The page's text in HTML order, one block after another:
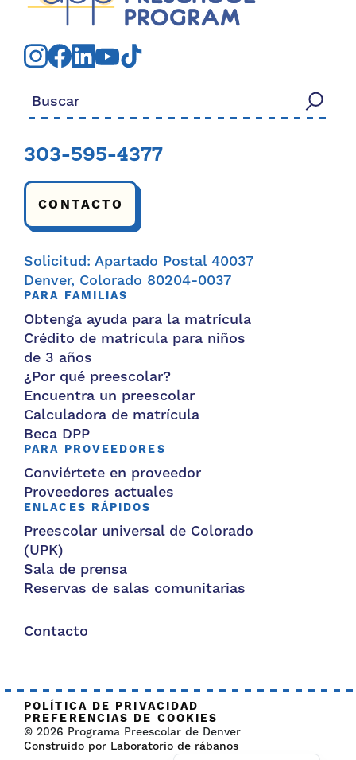
Buscar:
303-595-4377
CONTACTO
Solicitud: Apartado Postal 40037
Denver, Colorado 80204-0037
PARA FAMILIAS
Obtenga ayuda para la matrícula
Crédito de matrícula para niños
de 3 años
¿Por qué preescolar?
Encuentra un preescolar
Calculadora de matrícula
Beca DPP
PARA PROVEEDORES
Conviértete en proveedor
Proveedores actuales
ENLACES RÁPIDOS
Preescolar universal de Colorado
(UPK)
Sala de prensa
Reservas de salas comunitarias
Contacto
POLÍTICA DE PRIVACIDAD
PREFERENCIAS DE COOKIES
© 2026 Programa Preescolar de Denver
Construido por Laboratorio de rábanos